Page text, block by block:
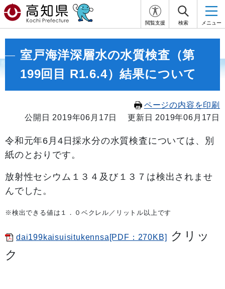
閲覧支援 検索 メニュー
室戸海洋深層水の水質検査（第
199回目 R1.6.4）結果について
ページの内容を印刷
公開日 2019年06月17日
更新日 2019年06月17日
令和元年6月4 日採水分の水質検査については、別
紙のとおりです。
放射性セシウム１３４及び１３７は検出されませ
んでした。
※検出できる値は１．０ベクレル／リットル以上です
dai199kaisuisitukennsa[PDF：270KB]
クリッ
ク